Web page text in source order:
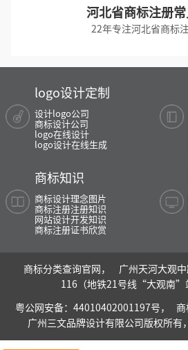
河北省商标注册
22年专注河北省商标
logo设计定制
设计logo公司
商标设计公司
logo在线设计
logo设计在线生成
商标知识
商标设计理念图片
商标注册注册知识
网站设计开发知识
商标注册证书欣赏
商标分类查询官网， 广州天河大观中
116（地铁21号线“大观南”
粤公网安备：44010402001197号，
广州三文品牌设计有限公司版权所有，